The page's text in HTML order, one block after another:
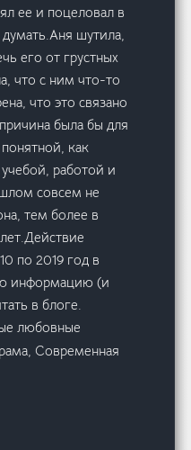
ее и поцеловал в
шутила,
его от грустных
что с ним что-то
что это связано
была бы для
как
работой и
совсем не
тем более в
по 2019 год в
информацию (и
в блоге.
любовные
Современная